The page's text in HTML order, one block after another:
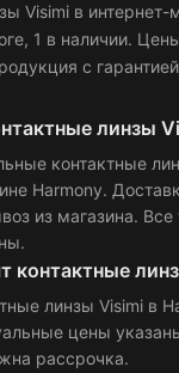
Visimi в интернет-
, 1 в наличии.
с
линзы
контактные
Harmony.
из магазина. Все
контактные
линзы Visimi в
цены
рассрочка.